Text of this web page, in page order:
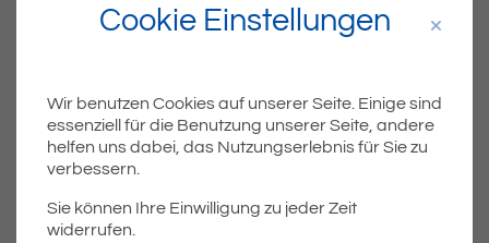
Cookie Einstellungen
Wir benutzen Cookies auf unserer Seite. Einige sind
essenziell für die Benutzung unserer Seite, andere
helfen uns dabei, das Nutzungserlebnis für Sie zu
verbessern.
Sie können Ihre Einwilligung zu jeder Zeit
widerrufen.